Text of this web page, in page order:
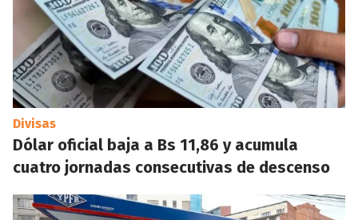
Divisas
Dólar oficial baja a Bs 11,86 y acumula
cuatro jornadas consecutivas de descenso